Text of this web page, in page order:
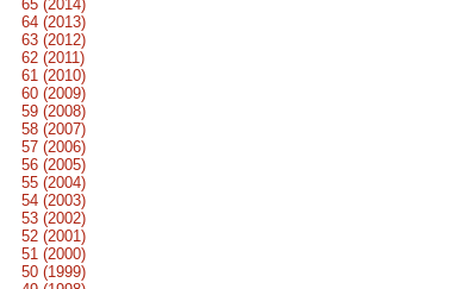
65 (2014)
64 (2013)
63 (2012)
62 (2011)
61 (2010)
60 (2009)
59 (2008)
58 (2007)
57 (2006)
56 (2005)
55 (2004)
54 (2003)
53 (2002)
52 (2001)
51 (2000)
50 (1999)